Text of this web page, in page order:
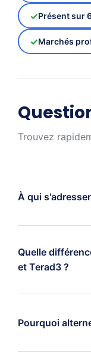
Présent sur
Marchés
Trouvez
À qui
Quelle
et Terad3 ?
Pourquoi